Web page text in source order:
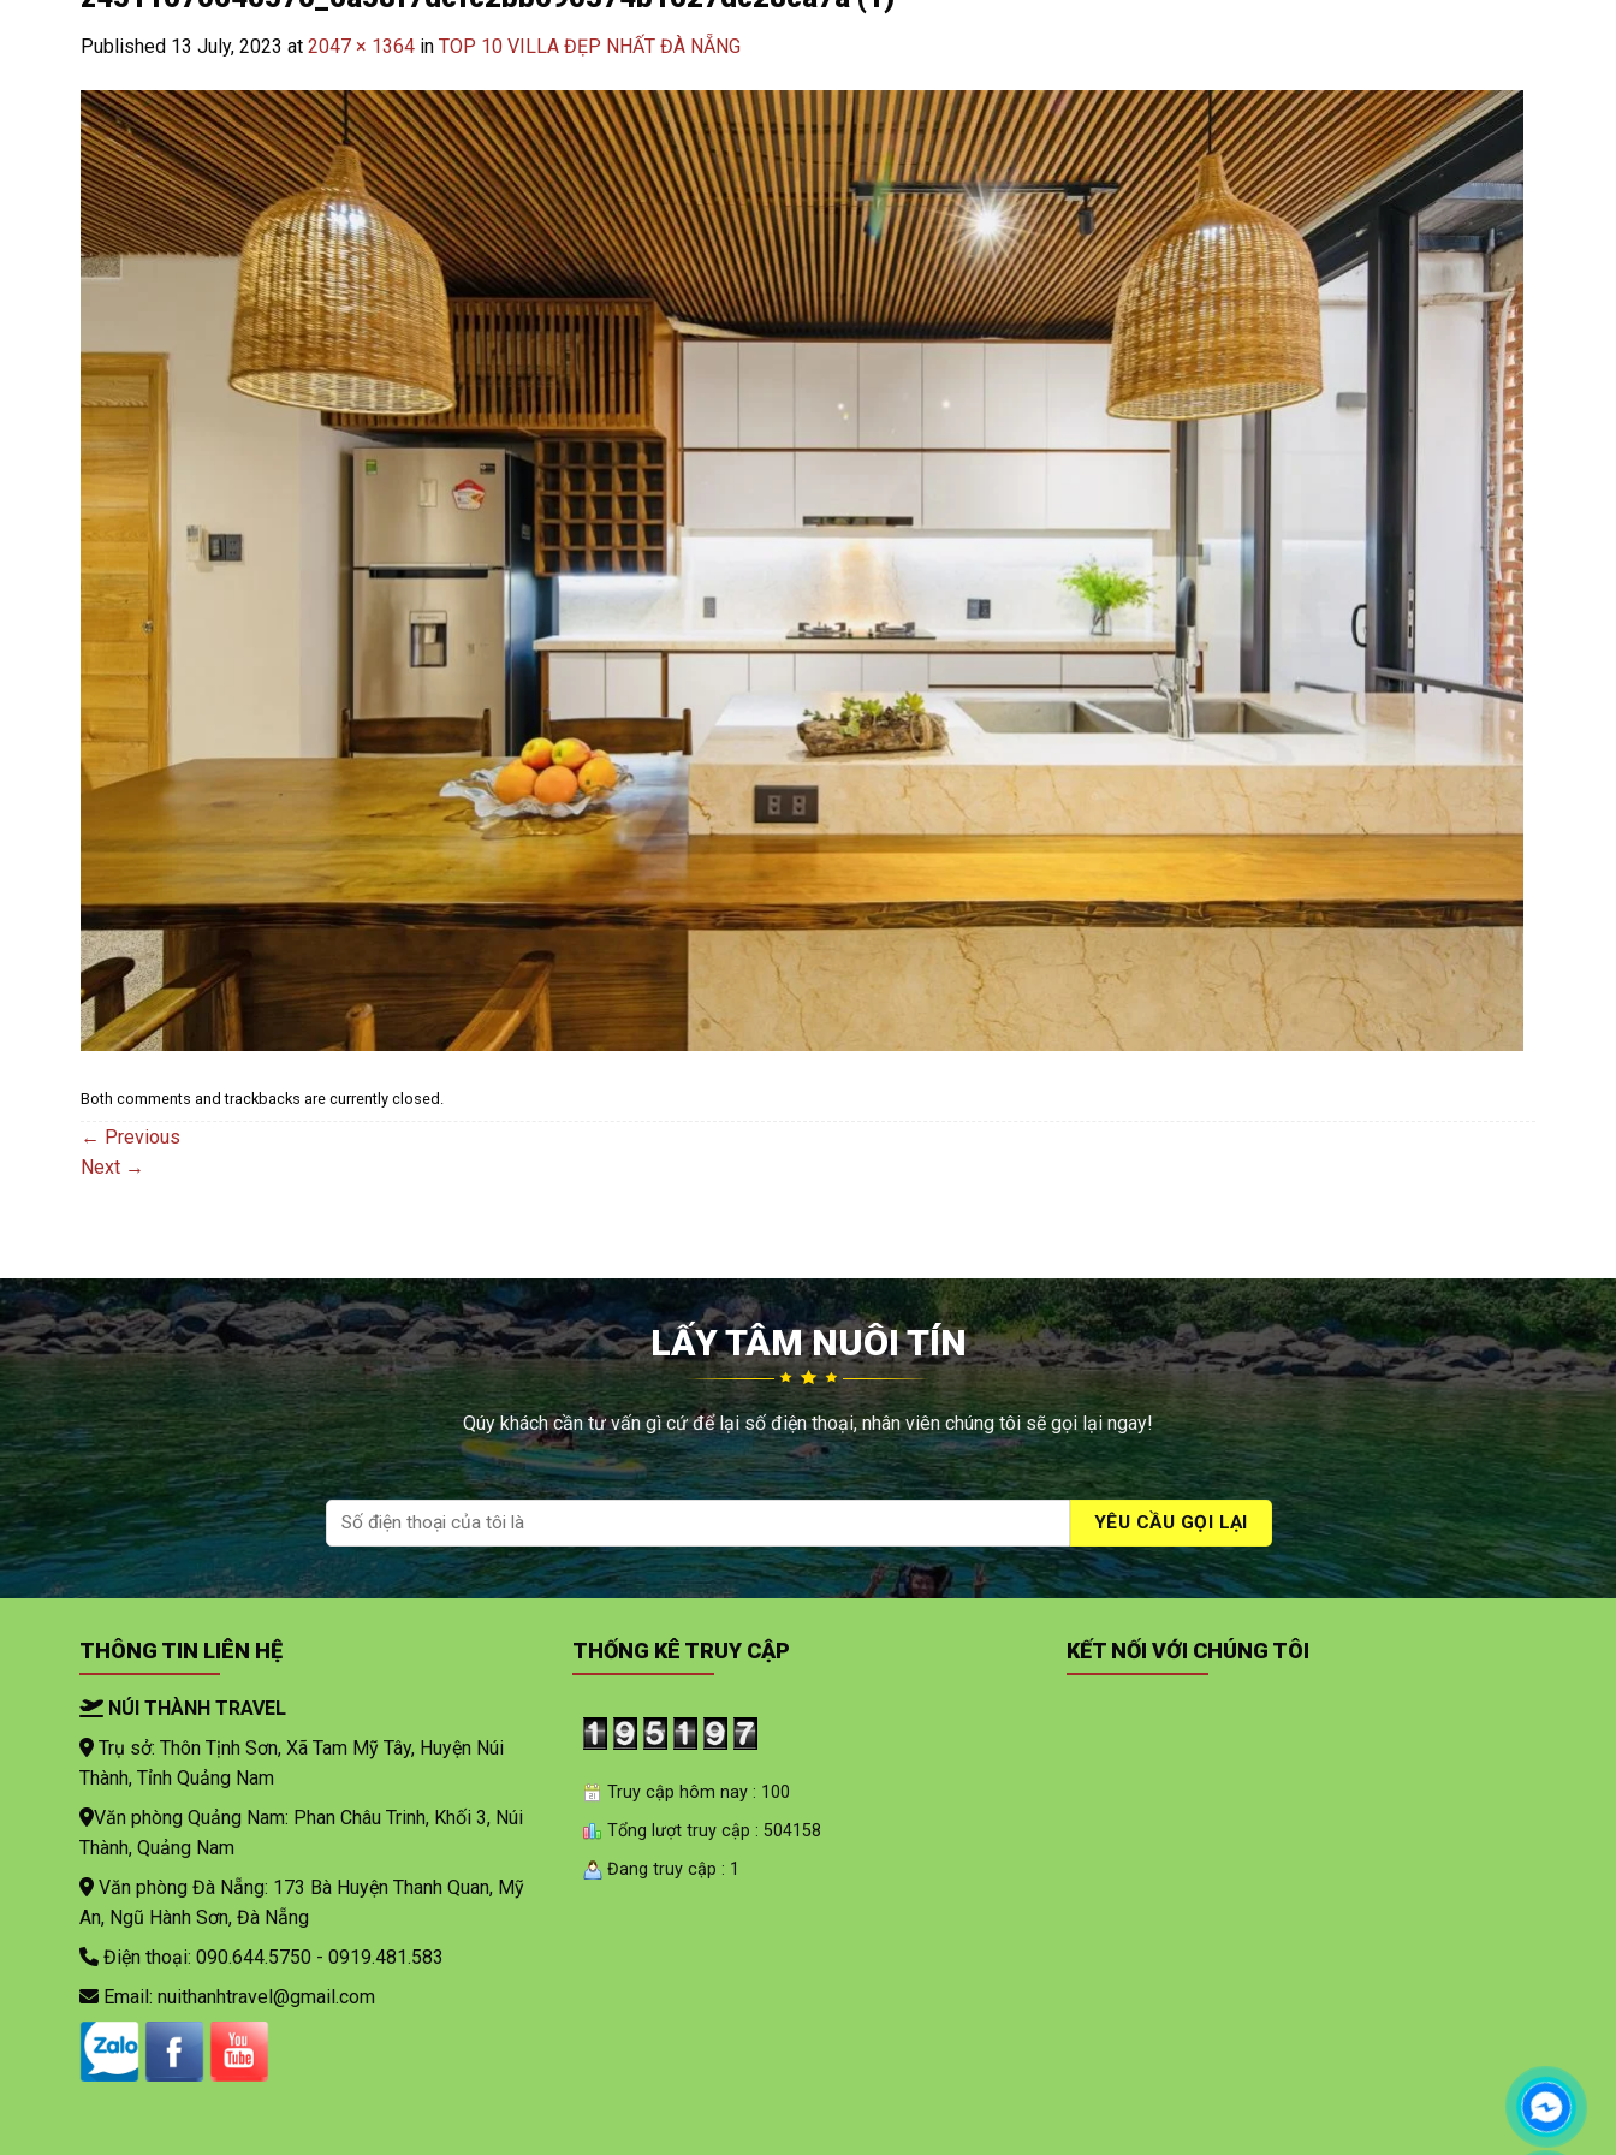
Published 13 July, 2023 at 2047 × 1364 in TOP 10 VILLA ĐẸP NHẤT ĐÀ NẴNG
Both comments and trackbacks are currently closed.
← Previous
Next →
LẤY TÂM NUÔI TÍN
Qúy khách cần tư vấn gì cứ để lại số điện thoại, nhân viên chúng tôi sẽ gọi lại ngay!
THÔNG TIN LIÊN HỆ
NÚI THÀNH TRAVEL
Trụ sở: Thôn Tịnh Sơn, Xã Tam Mỹ Tây, Huyện Núi
Thành, Tỉnh Quảng Nam
Văn phòng Quảng Nam: Phan Châu Trinh, Khối 3, Núi
Thành, Quảng Nam
Văn phòng Đà Nẵng: 173 Bà Huyện Thanh Quan, Mỹ
An, Ngũ Hành Sơn, Đà Nẵng
Điện thoại: 090.644.5750 - 0919.481.583
Email: nuithanhtravel@gmail.com
THỐNG KÊ TRUY CẬP
Truy cập hôm nay : 100
Tổng lượt truy cập : 504158
Đang truy cập : 1
KẾT NỐI VỚI CHÚNG TÔI